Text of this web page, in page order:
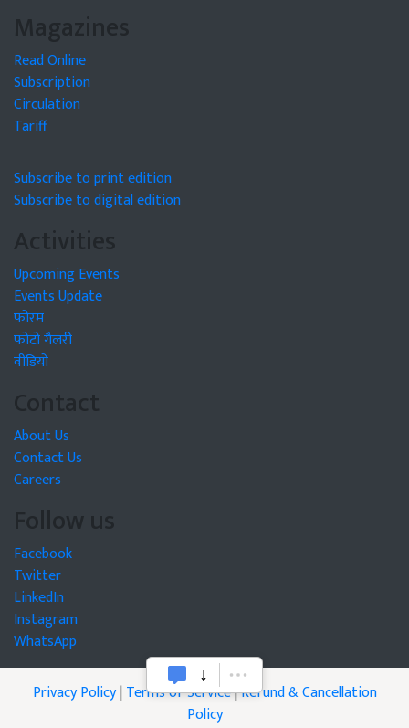
Magazines
Read Online
Subscription
Circulation
Tariff
Subscribe to print edition
Subscribe to digital edition
Activities
Upcoming Events
Events Update
फोरम
फोटो गैलरी
वीडियो
Contact
About Us
Contact Us
Careers
Follow us
Facebook
Twitter
LinkedIn
Instagram
WhatsApp
Privacy Policy|Terms of Service|Refund & Cancellation
Policy